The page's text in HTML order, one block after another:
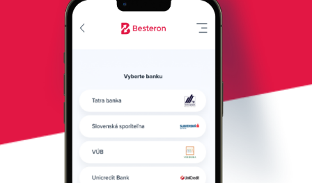
AUDIT ZADARMO
Slovenčina